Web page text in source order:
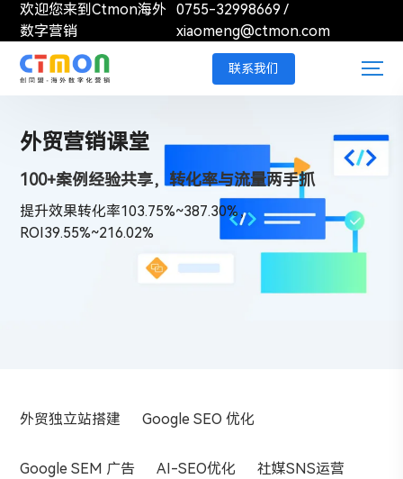
欢迎您来到Ctmon海外
数字营销
0755-32998669 /
xiaomeng@ctmon.com
联系我们
外贸营销课堂
100+案例经验共享，转化率与流量两手抓
提升效果转化率103.75%~387.30%，
ROI39.55%~216.02%
外贸独立站搭建 Google SEO 优化
Google SEM 广告 AI-SEO优化 社媒SNS运营